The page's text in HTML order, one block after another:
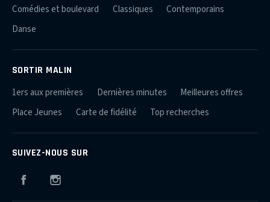
Comédies et boulevard
Classiques
Contemporains
Danse
SORTIR MALIN
1ers aux premières Dernières minutes
Meilleures offres
Place Jeunes
Carte de fidélité Top recherches
SUIVEZ-NOUS SUR
Facebook